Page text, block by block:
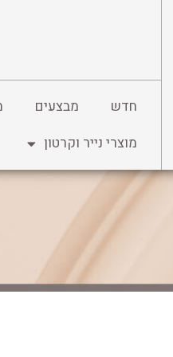
חדש מבצעים
מוצרי נייר וקרטון